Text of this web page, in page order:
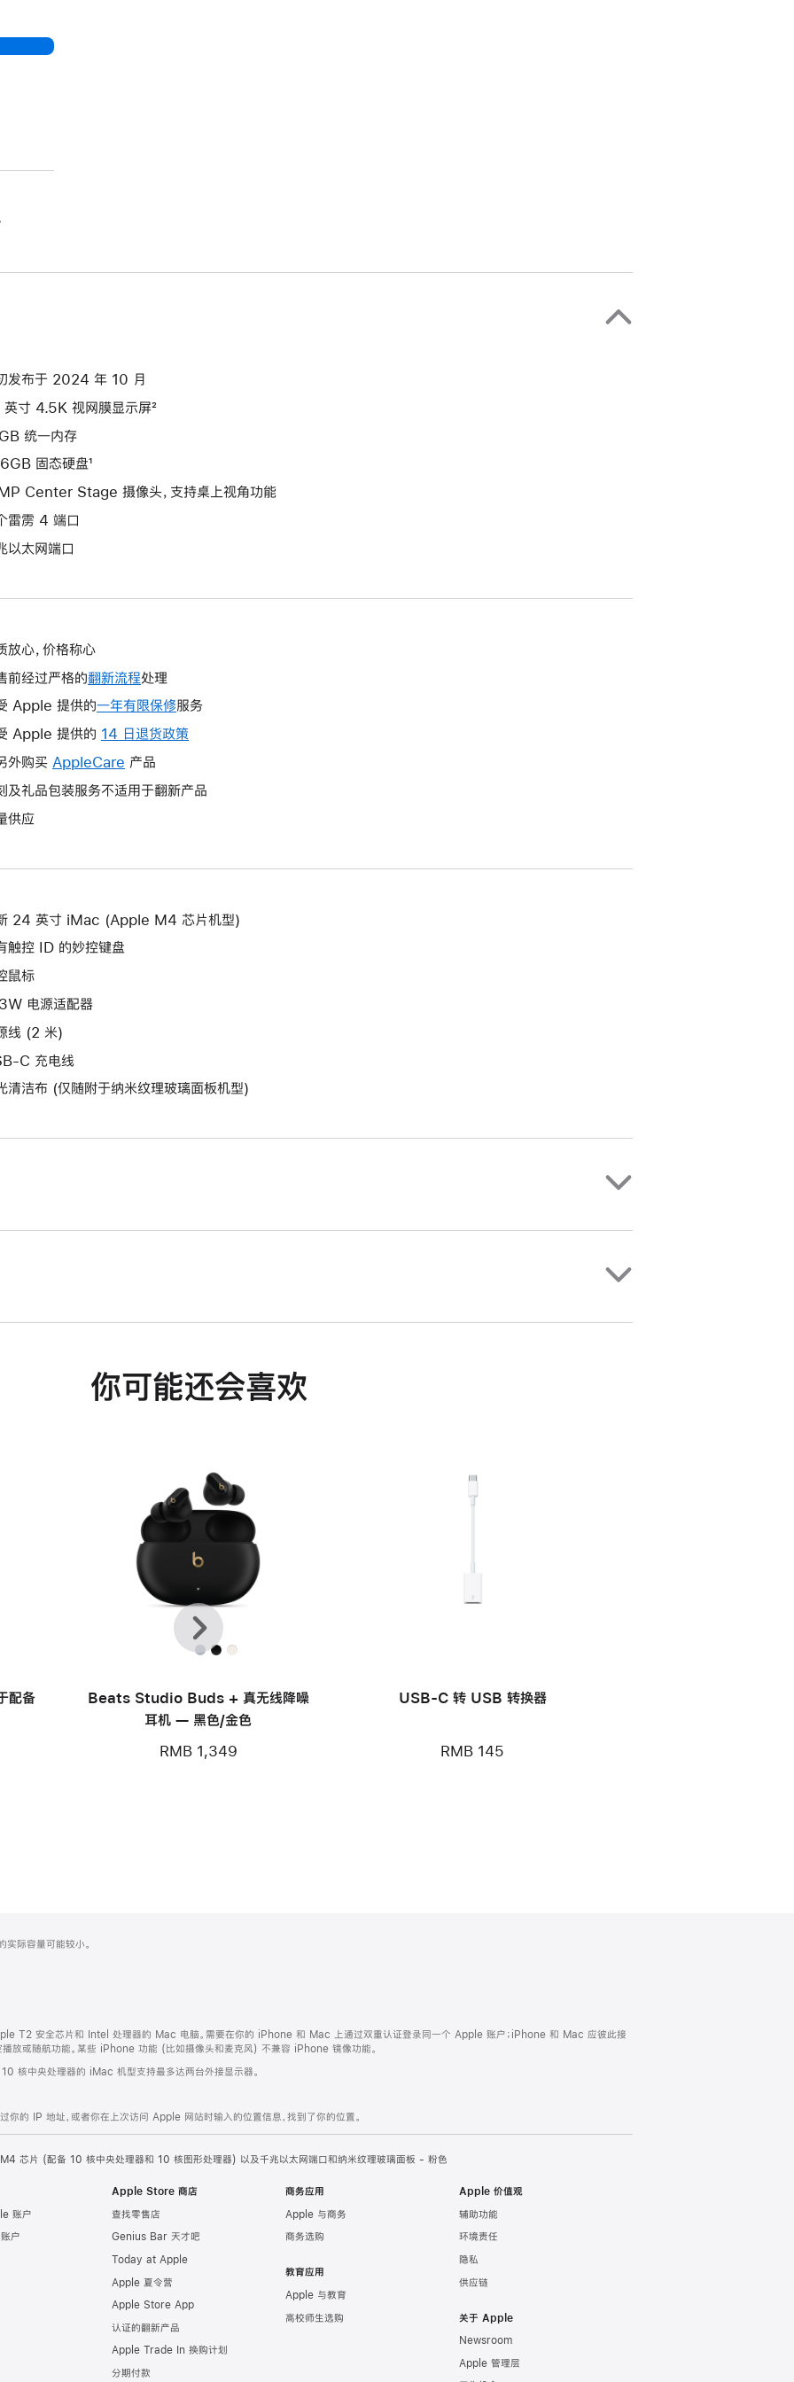
发布于 2024 年 10 月
寸 4.5K 视网膜显示屏²
统一内存
固态硬盘¹
Center Stage 摄像头，支持桌上视角功能
雷雳 4 端口
以太网端口
放心，价格称心
前经过严格的翻新流程处理
Apple 提供的一年有限保修此
操
打
服务
Apple 提供的 14 日退货政策
将
新
窗
外购买 AppleCare 此
操
开
的
产品
及礼品包装服务不适用于翻新产品
供应
24 英寸 iMac (Apple M4 芯片机型)
触控 ID 的妙控键盘
鼠标
电源适配器
线 (2 米)
C 充电线
清洁布 (仅随附于纳米纹理玻璃面板机型)
你可能还会喜欢
配备
Beats Studio Buds + 真无线降噪
耳机 — 黑色/金色
RMB 1,349
USB-C 转 USB 转换器
RMB 145
上
一
个
下
一
个
际容量可能较小。
T2 安全芯片和 Intel 处理器的 Mac 电脑。需要在你的 iPhone 和 Mac 上通过双重认证登录同一个 Apple 账户；iPhone 和 Mac 应彼此接
放或随航功能。某些 iPhone 功能 (比如摄像头和麦克风) 不兼容 iPhone 镜像功能。
核中央处理器的 iMac 机型支持最多达两台外接显示器。
你的 IP 地址，或者你在上次访问 Apple 网站时输入的位置信息，找到了你的位置。
芯片 (配备 10 核中央处理器和 10 核图形处理器) 以及千兆以太网端口和纳米纹理玻璃面板 - 粉色
账户
户
Apple Store 商店
查找零售店
Genius Bar 天才吧
Today at Apple
Apple 夏令营
Apple Store App
认证的翻新产品
Apple Trade In 换购计划
分期付款
商务应用
Apple 与商务
商务选购
教育应用
Apple 与教育
高校师生选购
Apple 价值观
辅助功能
环境责任
隐私
供应链
关于 Apple
Newsroom
Apple 管理层